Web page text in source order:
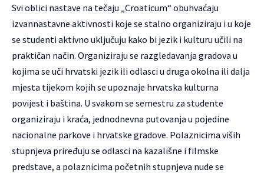
Svi oblici nastave na tečaju „Croaticum“ obuhvaćaju
izvannastavne aktivnosti koje se stalno organiziraju i u koje
se studenti aktivno uključuju kako bi jezik i kulturu učili na
praktičan način. Organiziraju se razgledavanja gradova u
kojima se uči hrvatski jezik ili odlasci u druga okolna ili dalja
mjesta tijekom kojih se upoznaje hrvatska kulturna
povijest i baština. U svakom se semestru za studente
organiziraju i kraća, jednodnevna putovanja u pojedine
nacionalne parkove i hrvatske gradove. Polaznicima viših
stupnjeva priređuju se odlasci na kazališne i filmske
predstave, a polaznicima početnih stupnjeva nude se